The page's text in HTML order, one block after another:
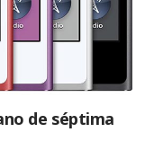
de séptima